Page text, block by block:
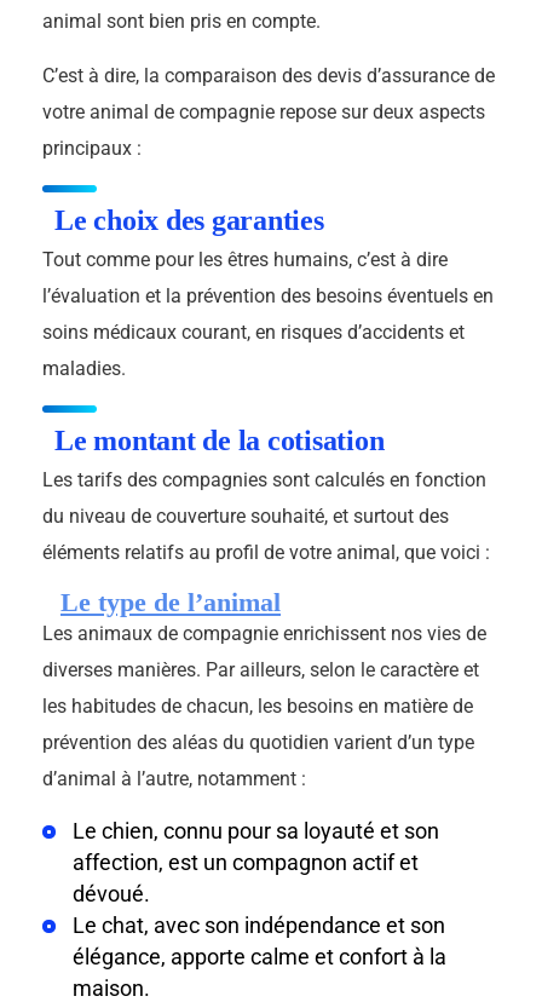
animal sont bien pris en compte.
C’est à dire, la comparaison des devis d’assurance de
votre animal de compagnie repose sur deux aspects
principaux :
Le choix des garanties
Tout comme pour les êtres humains, c’est à dire
l’évaluation et la prévention des besoins éventuels en
soins médicaux courant, en risques d’accidents et
maladies.
Le montant de la cotisation
Les tarifs des compagnies sont calculés en fonction
du niveau de couverture souhaité, et surtout des
éléments relatifs au profil de votre animal, que voici :
Le type de l’animal
Les animaux de compagnie enrichissent nos vies de
diverses manières. Par ailleurs, selon le caractère et
les habitudes de chacun, les besoins en matière de
prévention des aléas du quotidien varient d’un type
d’animal à l’autre, notamment :
Le chien, connu pour sa loyauté et son
affection, est un compagnon actif et
dévoué.
Le chat, avec son indépendance et son
élégance, apporte calme et confort à la
maison.